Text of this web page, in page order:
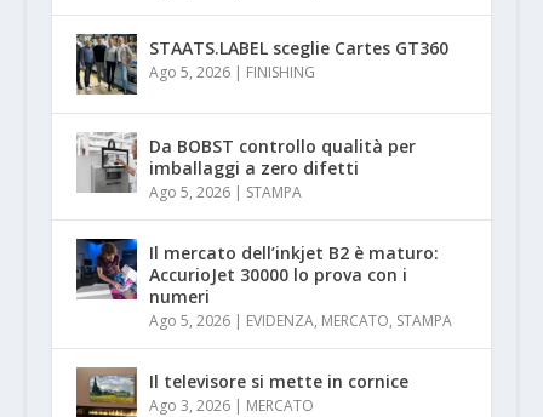
STAATS.LABEL sceglie Cartes GT360
Ago 5, 2026| FINISHING
Da BOBST controllo qualità per
imballaggi a zero difetti
Ago 5, 2026| STAMPA
Il mercato dell’inkjet B2 è maturo:
AccurioJet 30000 lo prova con i
numeri
Ago 5, 2026| EVIDENZA, MERCATO, STAMPA
Il televisore si mette in cornice
Ago 3, 2026| MERCATO